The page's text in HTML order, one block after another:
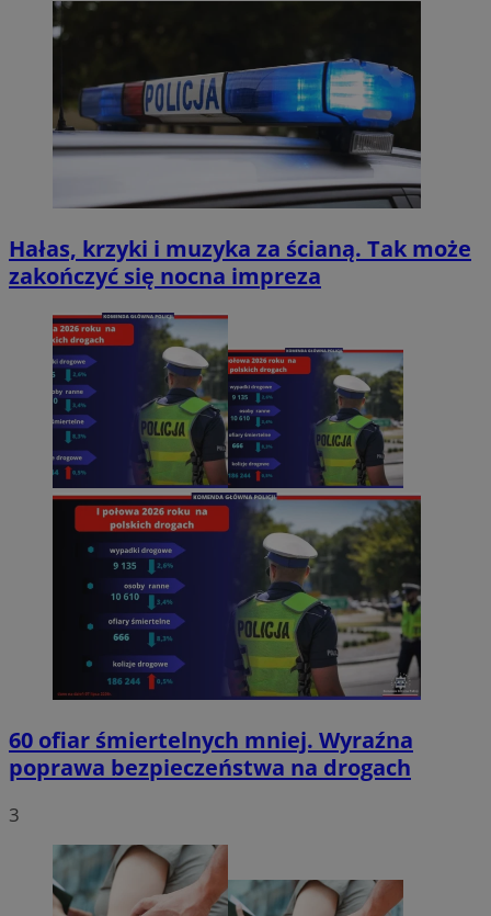
Hałas, krzyki i muzyka za ścianą. Tak może
zakończyć się nocna impreza
60 ofiar śmiertelnych mniej. Wyraźna
poprawa bezpieczeństwa na drogach
3